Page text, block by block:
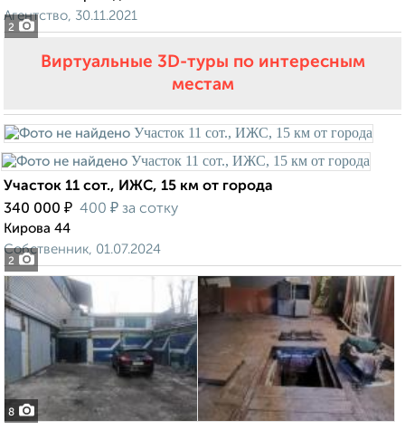
2
Агентство, 30.11.2021
Виртуальные 3D-туры по интересным
местам
2
Участок 11 сот., ИЖС, 15 км от города
340 000 ₽ 400 ₽ за сотку
Кирова 44
Собственник, 01.07.2024
8